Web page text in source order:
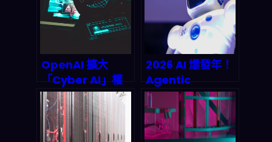
才不翻車？
賽道怎麼變局？
OpenAI 擴大
「Cyber AI」權
限：2027 前後資
安自動化會怎麼翻
天？風險、對策與
2026 AI 爆發年！
Agentic
Workflows 讓企
業躺賺、你也能被
動收入翻倍？